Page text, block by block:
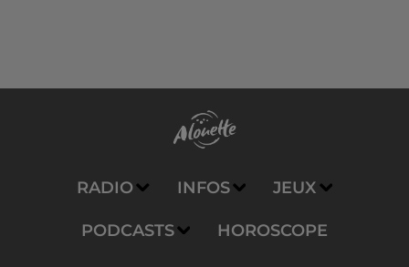
RADIO INFOS JEUX
PODCASTS HOROSCOPE